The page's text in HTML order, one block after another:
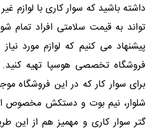
داشته باشید که سوار کاری با لوازم
تواند به قیمت سلامتی افراد تمام
پیشنهاد می کنیم که لوازم مورد
فروشگاه تخصصی هوسپا تهیه
برای سوار کار که در این فروشگاه
شلوار، نیم بوت و دستکش مخصوص
گتر سوار کاری و مهمیز هم از این